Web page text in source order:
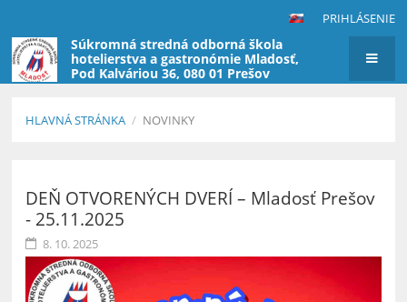
PRIHLÁSENIE
Súkromná stredná odborná škola
hotelierstva a gastronómie Mladosť,
Pod Kalváriou 36, 080 01 Prešov
(škola nevyberá poplatky za štúdium)
HLAVNÁ STRÁNKA / NOVINKY
DEŇ OTVORENÝCH DVERÍ – Mladosť Prešov
- 25.11.2025
8. 10. 2025